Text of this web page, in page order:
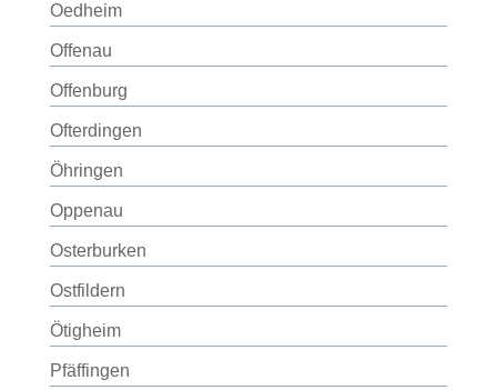
Oedheim
Offenau
Offenburg
Ofterdingen
Öhringen
Oppenau
Osterburken
Ostfildern
Ötigheim
Pfäffingen